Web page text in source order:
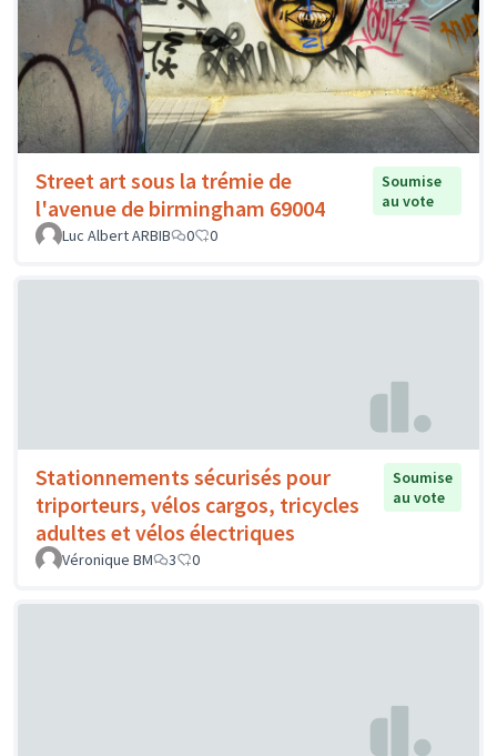
Street art sous la trémie de
l'avenue de birmingham 69004
Soumise
au vote
Luc Albert ARBIB
0 0
Stationnements sécurisés pour
triporteurs, vélos cargos, tricycles
adultes et vélos électriques
Soumise
au vote
Véronique BM 3 0